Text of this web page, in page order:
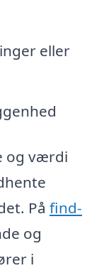
eller
og værdi
På find-
og
i